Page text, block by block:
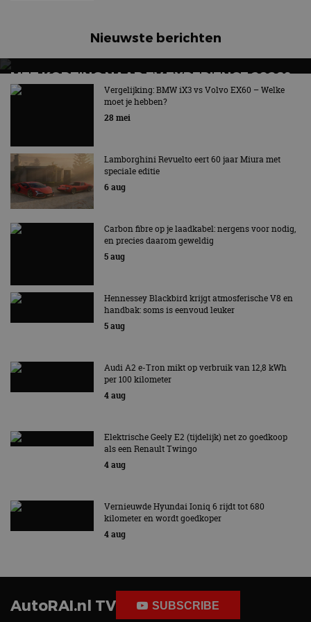
Nieuwste berichten
MET KORTING NAAR EV EXPERIENCE 2026?
AUTORAI REGELT HET!
EV Experience 2026 van 24 tot 26 september
Vergelijking: BMW iX3 vs Volvo EX60 – Welke
moet je hebben?
28 mei
Lamborghini Revuelto eert 60 jaar Miura met
speciale editie
6 aug
Carbon fibre op je laadkabel: nergens voor nodig,
en precies daarom geweldig
5 aug
Hennessey Blackbird krijgt atmosferische V8 en
handbak: soms is eenvoud leuker
5 aug
Audi A2 e-Tron mikt op verbruik van 12,8 kWh
per 100 kilometer
4 aug
Elektrische Geely E2 (tijdelijk) net zo goedkoop
als een Renault Twingo
4 aug
Vernieuwde Hyundai Ioniq 6 rijdt tot 680
kilometer en wordt goedkoper
4 aug
AutoRAI.nl TV SUBSCRIBE